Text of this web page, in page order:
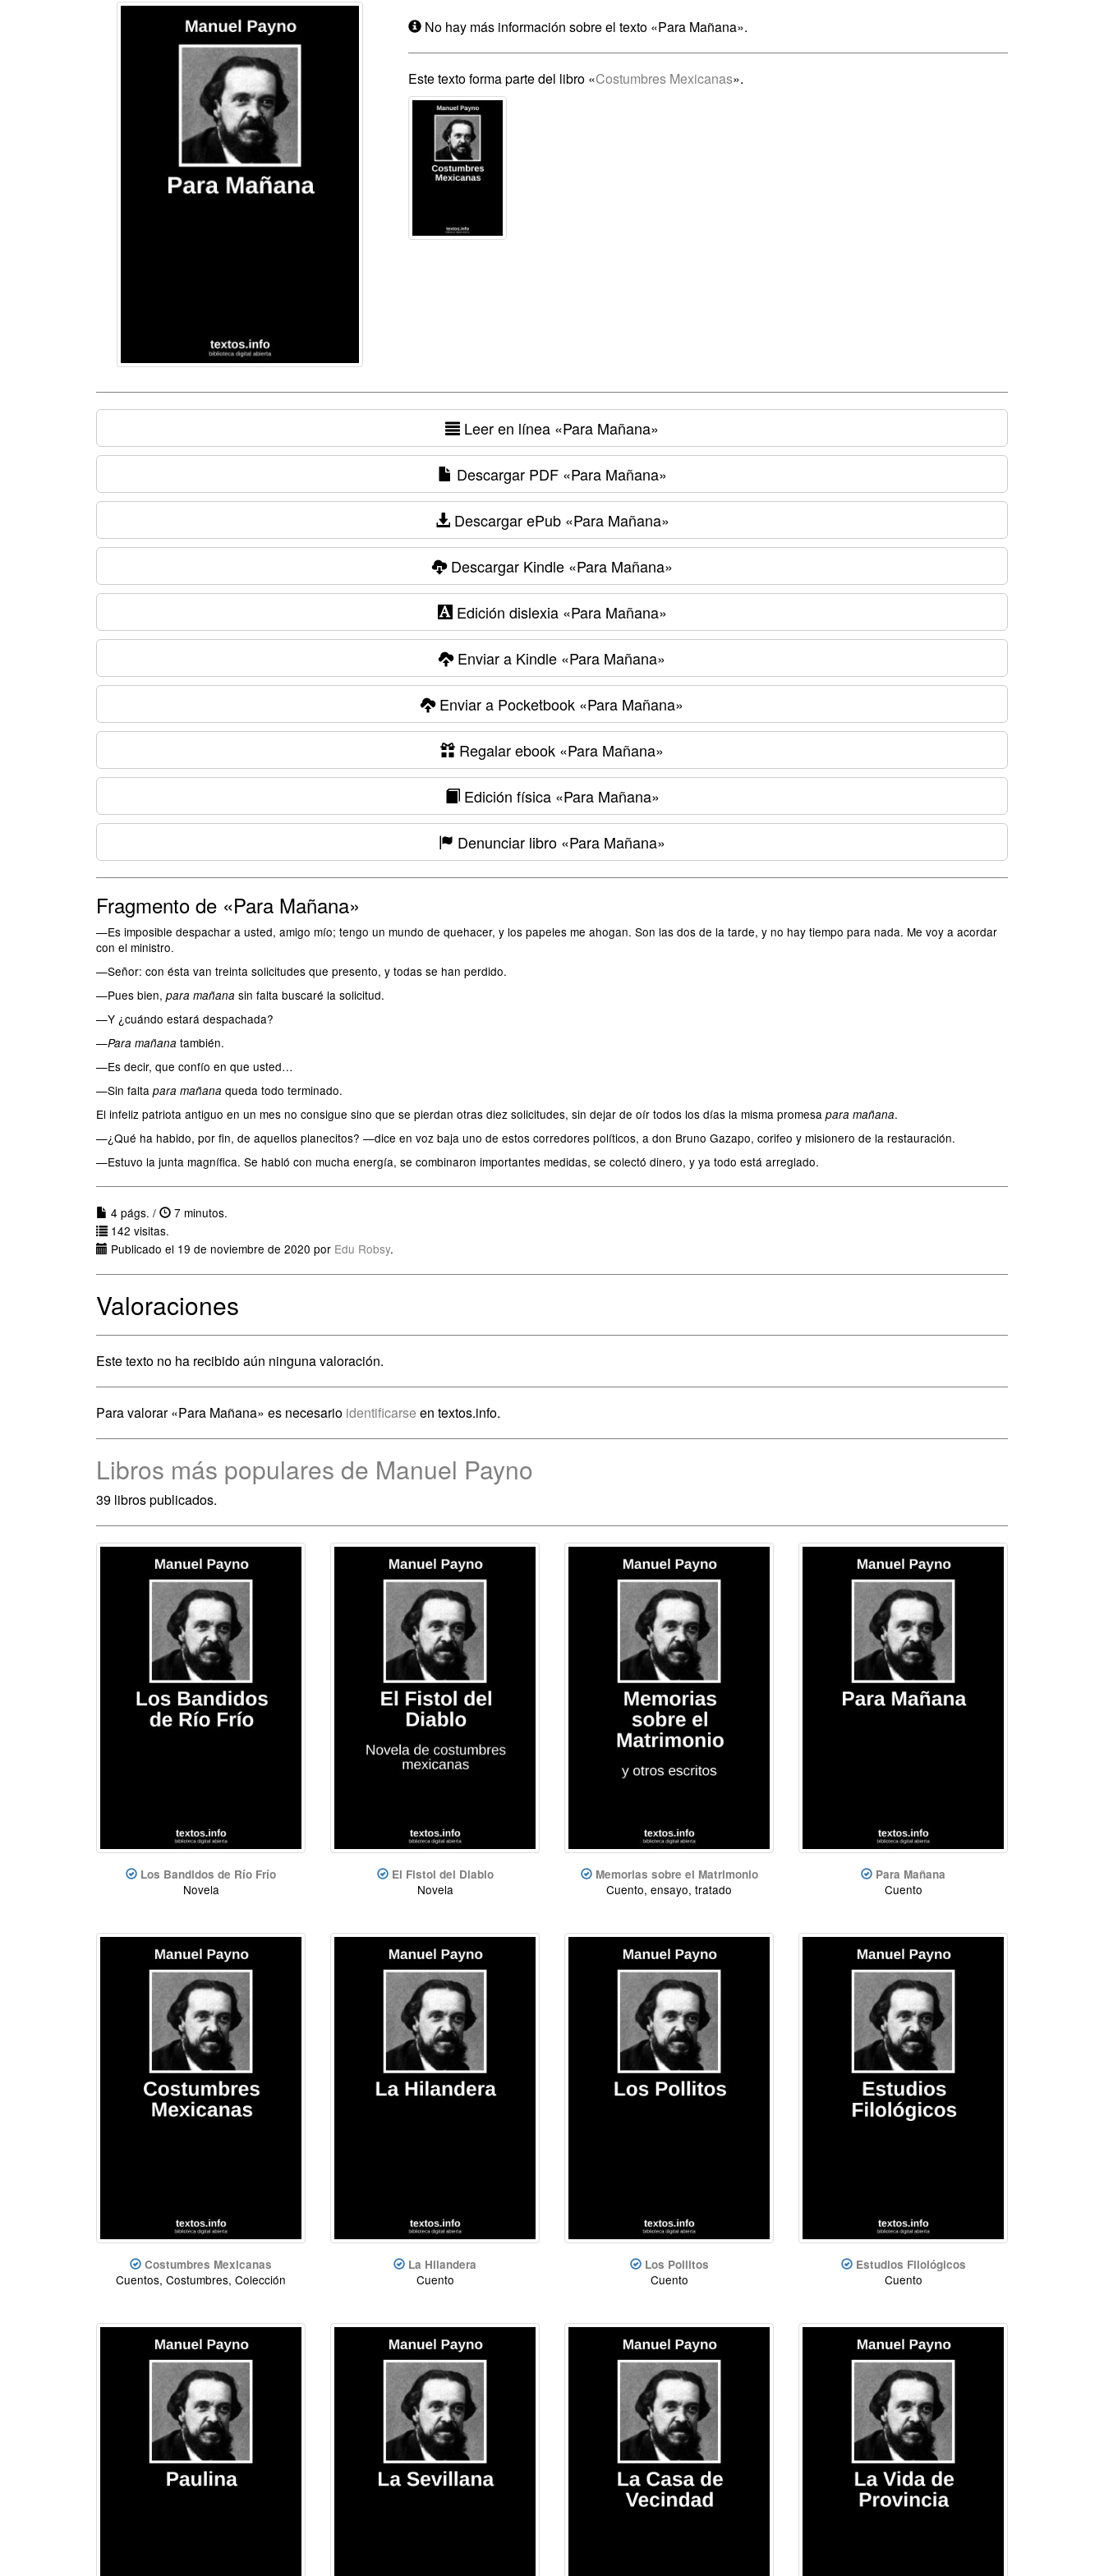
No hay más información sobre el texto «Para Mañana».
Este texto forma parte del libro «Costumbres Mexicanas».
Leer en línea «Para Mañana»
Descargar PDF«Para Mañana»
Descargar ePub«Para Mañana»
Descargar Kindle«Para Mañana»
Edición dislexia«Para Mañana»
Enviar a Kindle «Para Mañana»
Enviar a Pocketbook «Para Mañana»
Regalar ebook «Para Mañana»
Edición física«Para Mañana»
Denunciar libro «Para Mañana»
Fragmento de «Para Mañana»
—Es imposible despachar a usted, amigo mío; tengo un mundo de quehacer, y los papeles me ahogan. Son las dos de la tarde, y no hay tiempo para nada. Me voy a acordar
con el ministro.
—Señor: con ésta van treinta solicitudes que presento, y todas se han perdido.
—Pues bien, para mañana sin falta buscaré la solicitud.
—Y ¿cuándo estará despachada?
—Para mañana también.
—Es decir, que confío en que usted…
—Sin falta para mañana queda todo terminado.
El infeliz patriota antiguo en un mes no consigue sino que se pierdan otras diez solicitudes, sin dejar de oír todos los días la misma promesa para mañana.
—¿Qué ha habido, por fin, de aquellos planecitos? —dice en voz baja uno de estos corredores políticos, a don Bruno Gazapo, corifeo y misionero de la restauración.
—Estuvo la junta magnífica. Se habló con mucha energía, se combinaron importantes medidas, se colectó dinero, y ya todo está arreglado.
4 págs. /
7 minutos.
142 visitas.
Publicado el 19 de noviembre de 2020 por Edu Robsy.
Valoraciones
Este texto no ha recibido aún ninguna valoración.
Para valorar «Para Mañana» es necesario identificarse en textos.info.
Libros más populares de Manuel Payno
39 libros publicados.
Los Bandidos de Río Frío
Novela
El Fistol del Diablo
Novela
Memorias sobre el Matrimonio
Cuento, ensayo, tratado
Para Mañana
Cuento
Costumbres Mexicanas
Cuentos, Costumbres, Colección
La Hilandera
Cuento
Los Pollitos
Cuento
Estudios Filológicos
Cuento